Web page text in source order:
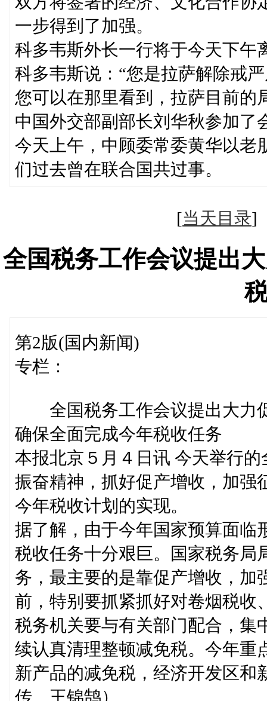
一步得到了加强。
科多韦斯外长一行将于今天下午
科多韦斯说：“您是拉萨解除戒
您可以在那里看到，拉萨目前的
中国外交部副部长刘华秋参加了
今天上午，中顾委常委黄华以老
们过去曾在联合国共过事。
[当天目录
全国税务工作会议提出
第2版(国内新闻)
专栏：
全国税务工作会议提出大力
确保全面完成今年税收任务
本报北京５月４日讯 今天举行
振奋精神，抓好促产增收，加强
今年税收计划的实现。
据了解，由于今年国家预算面临
税收任务十分艰巨。国家税务局
务，最主要的是靠促产增收，加
前，特别要抓紧抓好对卷烟税收
税务机关要与有关部门配合，集
续认真清理整顿减免税。今年重
新产品的减免税，经济开发区
传 王锦鹄）